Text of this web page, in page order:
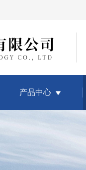
产品中心